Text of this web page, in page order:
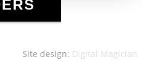
Site design: Digital Magician